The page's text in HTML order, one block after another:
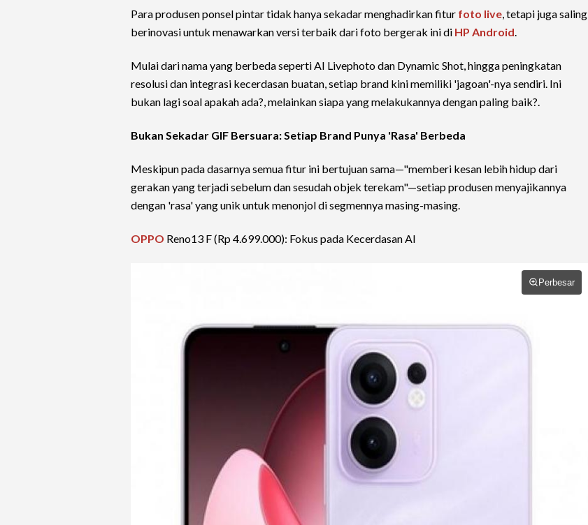
Para produsen ponsel pintar tidak hanya sekadar menghadirkan fitur foto live, tetapi juga saling
berinovasi untuk menawarkan versi terbaik dari foto bergerak ini di HP Android.
Mulai dari nama yang berbeda seperti AI Livephoto dan Dynamic Shot, hingga peningkatan
resolusi dan integrasi kecerdasan buatan, setiap brand kini memiliki 'jagoan'-nya sendiri. Ini
bukan lagi soal apakah ada?, melainkan siapa yang melakukannya dengan paling baik?.
Bukan Sekadar GIF Bersuara: Setiap Brand Punya 'Rasa' Berbeda
Meskipun pada dasarnya semua fitur ini bertujuan sama—"memberi kesan lebih hidup dari
gerakan yang terjadi sebelum dan sesudah objek terekam"—setiap produsen menyajikannya
dengan 'rasa' yang unik untuk menonjol di segmennya masing-masing.
OPPO Reno13 F (Rp 4.699.000): Fokus pada Kecerdasan AI
Perbesar